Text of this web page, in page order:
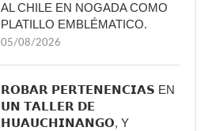
AL CHILE EN NOGADA COMO
PLATILLO EMBLÉMATICO.
05/08/2026
𝗥𝗢𝗕𝗔𝗥 𝗣𝗘𝗥𝗧𝗘𝗡𝗘𝗡𝗖𝗜𝗔𝗦 EN
𝗨𝗡 𝗧𝗔𝗟𝗟𝗘𝗥 𝗗𝗘
𝗛𝗨𝗔𝗨𝗖𝗛𝗜𝗡𝗔𝗡𝗚𝗢, Y